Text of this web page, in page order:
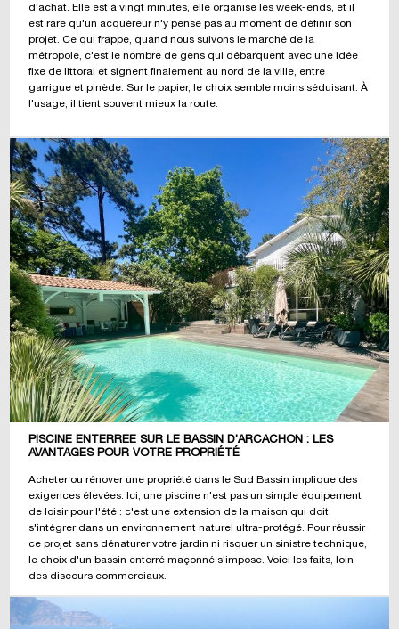
d'achat. Elle est à vingt minutes, elle organise les week-ends, et il
est rare qu'un acquéreur n'y pense pas au moment de définir son
projet. Ce qui frappe, quand nous suivons le marché de la
métropole, c'est le nombre de gens qui débarquent avec une idée
fixe de littoral et signent finalement au nord de la ville, entre
garrigue et pinède. Sur le papier, le choix semble moins séduisant. À
l'usage, il tient souvent mieux la route.
PISCINE ENTERRÉE SUR LE BASSIN D'ARCACHON : LES
AVANTAGES POUR VOTRE PROPRIÉTÉ
Acheter ou rénover une propriété dans le Sud Bassin implique des
exigences élevées. Ici, une piscine n'est pas un simple équipement
de loisir pour l'été : c'est une extension de la maison qui doit
s'intégrer dans un environnement naturel ultra-protégé. Pour réussir
ce projet sans dénaturer votre jardin ni risquer un sinistre technique,
le choix d'un bassin enterré maçonné s'impose. Voici les faits, loin
des discours commerciaux.